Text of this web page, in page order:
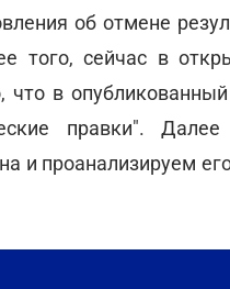
об отмене
того, сейчас в
что в
правки".
и проанализируем